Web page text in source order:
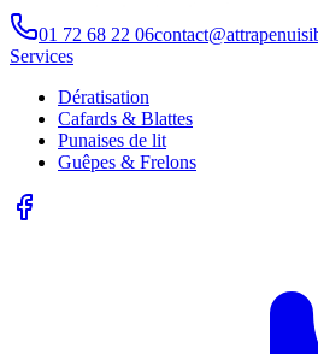
01 72 68 22 06
Services
Dératisation
Cafards & Blattes
Punaises de lit
Guêpes & Frelons